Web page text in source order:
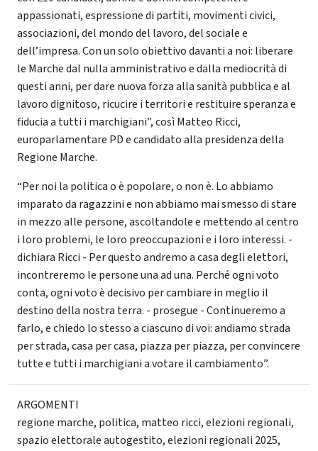
appassionati, espressione di partiti, movimenti civici,
associazioni, del mondo del lavoro, del sociale e
dell’impresa. Con un solo obiettivo davanti a noi: liberare
le Marche dal nulla amministrativo e dalla mediocrità di
questi anni, per dare nuova forza alla sanità pubblica e al
lavoro dignitoso, ricucire i territori e restituire speranza e
fiducia a tutti i marchigiani”, così Matteo Ricci,
europarlamentare PD e candidato alla presidenza della
Regione Marche.
“Per noi la politica o è popolare, o non è. Lo abbiamo
imparato da ragazzini e non abbiamo mai smesso di stare
in mezzo alle persone, ascoltandole e mettendo al centro
i loro problemi, le loro preoccupazioni e i loro interessi. -
dichiara Ricci - Per questo andremo a casa degli elettori,
incontreremo le persone una ad una. Perché ogni voto
conta, ogni voto è decisivo per cambiare in meglio il
destino della nostra terra. - prosegue - Continueremo a
farlo, e chiedo lo stesso a ciascuno di voi: andiamo strada
per strada, casa per casa, piazza per piazza, per convincere
tutte e tutti i marchigiani a votare il cambiamento”.
ARGOMENTI
regione marche, politica, matteo ricci,elezioni regionali,
spazio elettorale autogestito,elezioni regionali 2025,